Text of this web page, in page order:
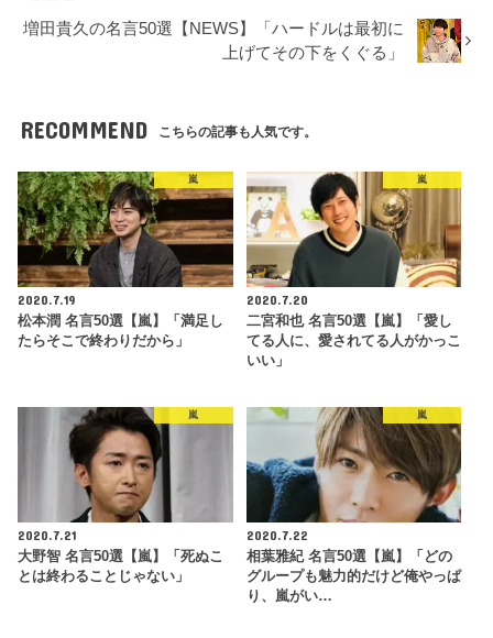
増田貴久の名言50選【NEWS】「ハードルは最初に
上げてその下をくぐる」
RECOMMEND こちらの記事も人気です。
嵐
2020.7.19
松本潤 名言50選【嵐】「満足し
たらそこで終わりだから」
嵐
2020.7.20
二宮和也 名言50選【嵐】「愛し
てる人に、愛されてる人がかっこ
いい」
嵐
2020.7.21
大野智 名言50選【嵐】「死ぬこ
とは終わることじゃない」
嵐
2020.7.22
相葉雅紀 名言50選【嵐】「どの
グループも魅力的だけど俺やっぱ
り、嵐がい…